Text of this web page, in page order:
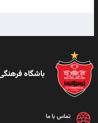
باشگاه
تماس با ما